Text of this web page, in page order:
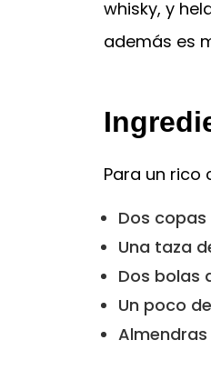
whisky, y
además es
Para un rico
Dos
Una taza
Dos bolas
Un poco